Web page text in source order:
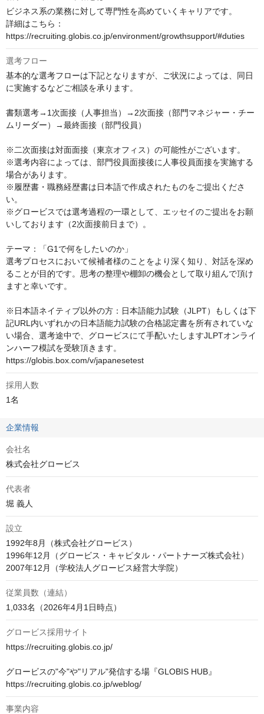
ビジネス系の業務に対して専門性を高めていくキャリアです。
詳細はこちら：
https://recruiting.globis.co.jp/environment/growthsupport/#duties
選考フロー
基本的な選考フローは下記となりますが、ご状況によっては、同日
に実施するなどご相談を承ります。
書類選考→1次面接（人事担当）→2次面接（部門マネジャー・チー
ムリーダー）→最終面接（部門役員）
※二次面接は対面面接（東京オフィス）の可能性がございます。
※選考内容によっては、部門役員面接後に人事役員面接を実施する
場合があります。
※履歴書・職務経歴書は日本語で作成されたものをご提出くださ
い。
※グロービスでは選考過程の一環として、エッセイのご提出をお願
いしております（2次面接前日まで）。
テーマ：「G1で何をしたいのか」
選考プロセスにおいて候補者様のことをより深く知り、対話を深め
ることが目的です。思考の整理や棚卸の機会として取り組んで頂け
ますと幸いです。
※日本語ネイティブ以外の方：日本語能力試験（JLPT）もしくは下
記URL内いずれかの日本語能力試験の合格認定書を所有されていな
い場合、選考途中で、グロービスにて手配いたしますJLPTオンライ
ンハーフ模試を受験頂きます。
https://globis.box.com/v/japanesetest
採用人数
1名
企業情報
会社名
株式会社グロービス
代表者
堀 義人
設立
1992年8月（株式会社グロービス）
1996年12月（グロービス・キャピタル・パートナーズ株式会社）
2007年12月（学校法人グロービス経営大学院）
従業員数（連結）
1,033名（2026年4月1日時点）
グロービス採用サイト
https://recruiting.globis.co.jp/
グロービスの"今"や"リアル"発信する場『GLOBIS HUB』
https://recruiting.globis.co.jp/weblog/
事業内容